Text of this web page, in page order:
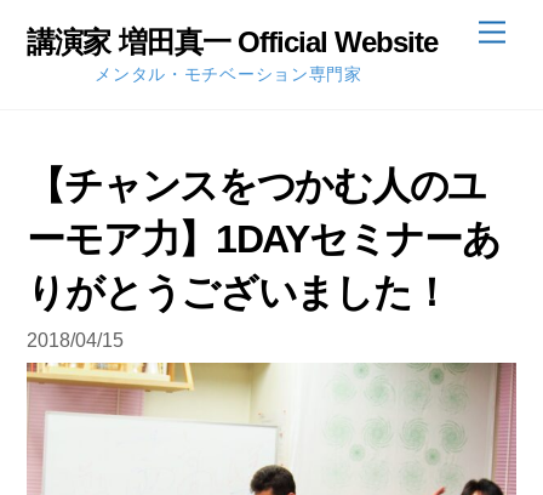
講演家 増田真一 Official Website
メンタル・モチベーション専門家
【チャンスをつかむ人のユ
ーモア力】1DAYセミナーあ
りがとうございました！
2018/04/15